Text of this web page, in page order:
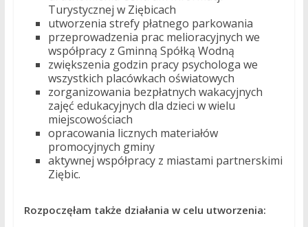
Turystycznej w Ziębicach
utworzenia strefy płatnego parkowania
przeprowadzenia prac melioracyjnych we
współpracy z Gminną Spółką Wodną
zwiększenia godzin pracy psychologa we
wszystkich placówkach oświatowych
zorganizowania bezpłatnych wakacyjnych
zajęć edukacyjnych dla dzieci w wielu
miejscowościach
opracowania licznych materiałów
promocyjnych gminy
aktywnej współpracy z miastami partnerskimi
Ziębic.
Rozpoczęłam także działania w celu utworzenia: